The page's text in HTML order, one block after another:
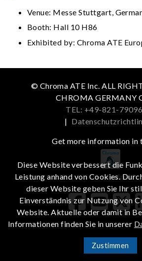
Venue: Messe Stuttgart,
Booth: Hall 10 H86
Exhibited by: Chroma ATE
© Chroma ATE Inc. ALL
CHROMA GERMANY
TEL: +49-821-
|
Get more information in
iOS Android
Diese Website verbessert die
Leistung anhand von Cookies.
dieser Website geben Sie Ihr
Einverständnis zur Nutzung von
Website. Aktuelle oder damit in
Informationen finden Sie in unserer
Zustimmen